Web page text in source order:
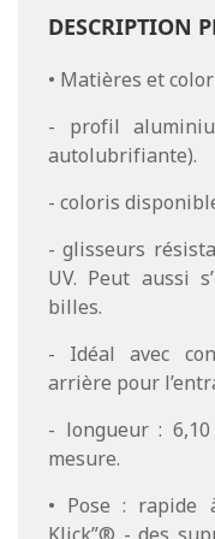
DESCRIPTION
• Matières et
- profil
autolubrifiante).
- coloris
- glisseurs
UV. Peut aussi
billes.
- Idéal avec
arrière pour
- longueur :
mesure.
• Pose : rapide